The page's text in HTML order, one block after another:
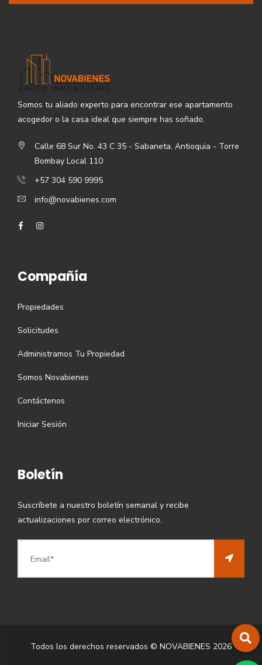
Somos tu aliado experto para encontrar ese apartamento
acogedor o la casa ideal que siempre has soñado.
Calle 68 Sur No. 43 C 35 - Sabaneta, Antioquia - Torre
Bombay Local 110
+57 304 590 9995
info@novabienes.com
Compañía
Propiedades
Solicitudes
Administramos Tu Propiedad
Somos Novabienes
Contáctenos
Iniciar Sesión
Boletín
Suscríbete a nuestro boletín semanal y recibe
actualizaciones por correo electrónico.
Todos los derechos reservados © NOVABIENES 2026